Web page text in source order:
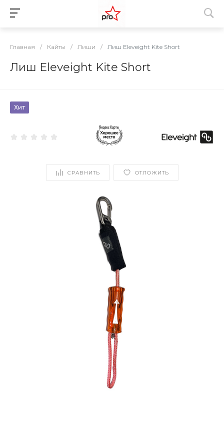
Главная / Кайты / Лиши / Лиш Eleveight Kite Short
Лиш Eleveight Kite Short
Хит
СРАВНИТЬ ОТЛОЖИТЬ